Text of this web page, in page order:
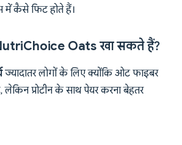
में कैसे फिट होते हैं।
Oats खा सकते हैं?
ज्यादातर लोगों के लिए क्योंकि ओट फाइबर
प्रोटीन के साथ पेयर करना बेहतर